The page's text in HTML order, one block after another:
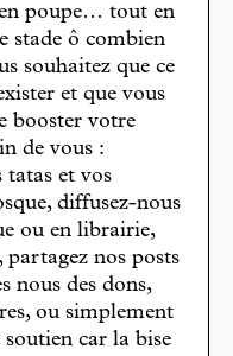
en poupe… tout en
stade ô combien
souhaitez que ce
et que vous
booster votre
de vous :
tatas et vos
diffusez-nous
ou en librairie,
nos posts
nous des dons,
ou simplement
soutien car la bise